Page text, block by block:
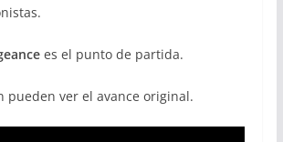
es el punto de partida.
pueden ver el avance original.